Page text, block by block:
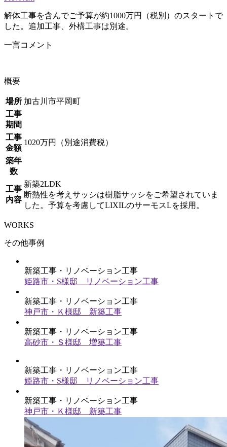
解体工事を含んでご予算が約1000万円（税別）のスタートで
した。追加工事、外構工事は別途。
一言コメント
概要
場所 加古川市平岡町
工事
期間
工事
金額
1020万円（別途消費税）
築年
数
工事
内容
新築2LDK
断熱性を考えサッシは樹脂サッシをご希望されていま
した。予算を考慮してLIXILのサーモスLを採用。
WORKS
その他事例
新築工事・リノベーション工事
姫路市・S様邸 リノベーション工事
新築工事・リノベーション工事
神戸市・Ｋ様邸 新築工事
新築工事・リノベーション工事
高砂市・Ｓ様邸 増築工事
新築工事・リノベーション工事
姫路市・S様邸 リノベーション工事
新築工事・リノベーション工事
神戸市・Ｋ様邸 新築工事